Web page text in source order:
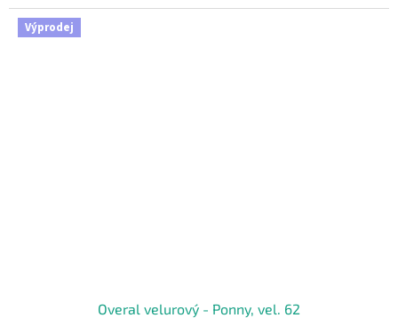
Výprodej
Overal velurový - Ponny, vel. 62